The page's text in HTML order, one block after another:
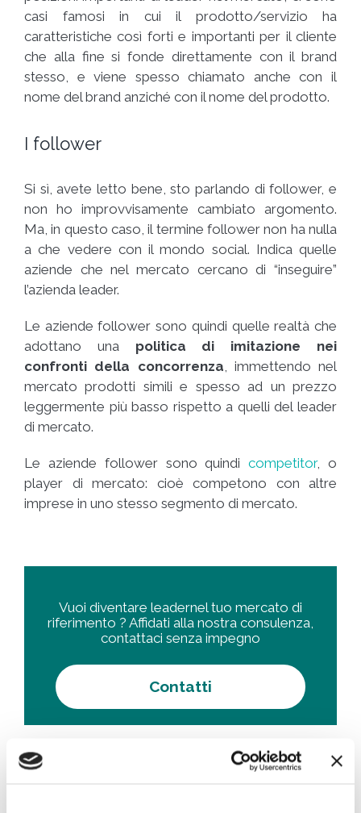
casi famosi in cui il prodotto/servizio ha
caratteristiche così forti e importanti per il cliente
che alla fine si fonde direttamente con il brand
stesso, e viene spesso chiamato anche con il
nome del brand anziché con il nome del prodotto.
I follower
Si sì, avete letto bene, sto parlando di follower, e
non ho improvvisamente cambiato argomento.
Ma, in questo caso, il termine follower non ha nulla
a che vedere con il mondo social. Indica quelle
aziende che nel mercato cercano di “inseguire”
l’azienda leader.
Le aziende follower sono quindi quelle realtà che
adottano una politica di imitazione nei
confronti della concorrenza , immettendo nel
mercato prodotti simili e spesso ad un prezzo
leggermente più basso rispetto a quelli del leader
di mercato.
Le aziende follower sono quindicompetitor, o
player di mercato: cioè competono con altre
imprese in uno stesso segmento di mercato.
Vuoi diventare leadernel tuo mercato di
riferimento ? Affidati alla nostra consulenza,
contattaci senza impegno
Contatti
Categorie: